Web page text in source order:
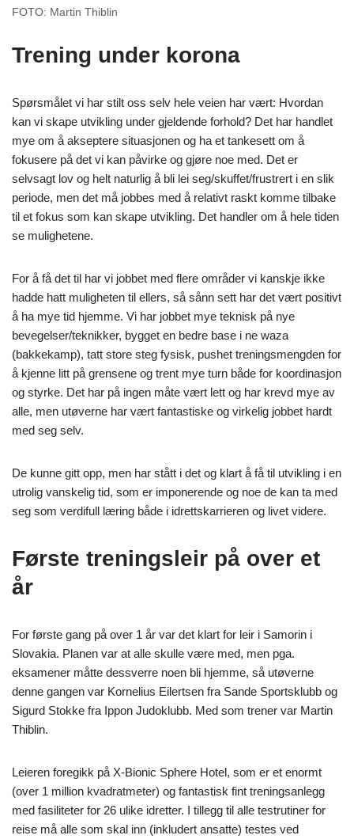
FOTO: Martin Thiblin
Trening under korona
Spørsmålet vi har stilt oss selv hele veien har vært: Hvordan
kan vi skape utvikling under gjeldende forhold? Det har handlet
mye om å akseptere situasjonen og ha et tankesett om å
fokusere på det vi kan påvirke og gjøre noe med. Det er
selvsagt lov og helt naturlig å bli lei seg/skuffet/frustrert i en slik
periode, men det må jobbes med å relativt raskt komme tilbake
til et fokus som kan skape utvikling. Det handler om å hele tiden
se mulighetene.
For å få det til har vi jobbet med flere områder vi kanskje ikke
hadde hatt muligheten til ellers, så sånn sett har det vært positivt
å ha mye tid hjemme. Vi har jobbet mye teknisk på nye
bevegelser/teknikker, bygget en bedre base i ne waza
(bakkekamp), tatt store steg fysisk, pushet treningsmengden for
å kjenne litt på grensene og trent mye turn både for koordinasjon
og styrke. Det har på ingen måte vært lett og har krevd mye av
alle, men utøverne har vært fantastiske og virkelig jobbet hardt
med seg selv.
De kunne gitt opp, men har stått i det og klart å få til utvikling i en
utrolig vanskelig tid, som er imponerende og noe de kan ta med
seg som verdifull læring både i idrettskarrieren og livet videre.
Første treningsleir på over et
år
For første gang på over 1 år var det klart for leir i Samorin i
Slovakia. Planen var at alle skulle være med, men pga.
eksamener måtte dessverre noen bli hjemme, så utøverne
denne gangen var Kornelius Eilertsen fra Sande Sportsklubb og
Sigurd Stokke fra Ippon Judoklubb. Med som trener var Martin
Thiblin.
Leieren foregikk på X-Bionic Sphere Hotel, som er et enormt
(over 1 million kvadratmeter) og fantastisk fint treningsanlegg
med fasiliteter for 26 ulike idretter. I tillegg til alle testrutiner for
reise må alle som skal inn (inkludert ansatte) testes ved